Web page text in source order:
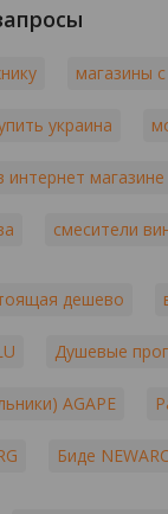
магазины
украина
интернет магазине
смесители
дешево
Душевые
AGAPE
Биде NEWARC